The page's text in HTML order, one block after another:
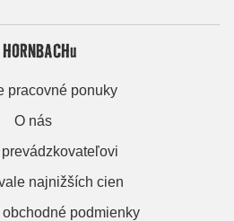
pracovné ponuky
O nás
najnižších cien
podmienky